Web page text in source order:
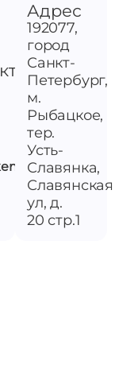
Адрес
192077,
город
Санкт-
Петербург,
м.
Рыбацкое,
тер.
Усть-
Славянка,
Славянская
ул, д.
20 стр.1